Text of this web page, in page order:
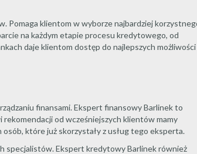
Pomaga klientom w wyborze najbardziej
na każdym etapie procesu kredytowego, od
daje klientom dostęp do najlepszych możliwości
finansami. Ekspert finansowy Barlinek to
rekomendacji od wcześniejszych klientów mamy
które już skorzystały z usług tego eksperta.
specjalistów. Ekspert kredytowy Barlinek również